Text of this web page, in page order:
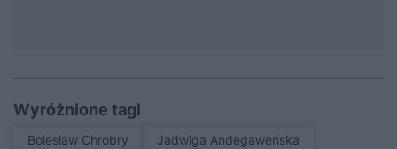
Wyróżnione tagi
Bolesław Chrobry
Jadwiga Andegaweńska